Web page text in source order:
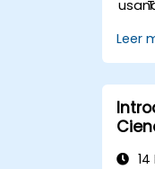
Leer
14